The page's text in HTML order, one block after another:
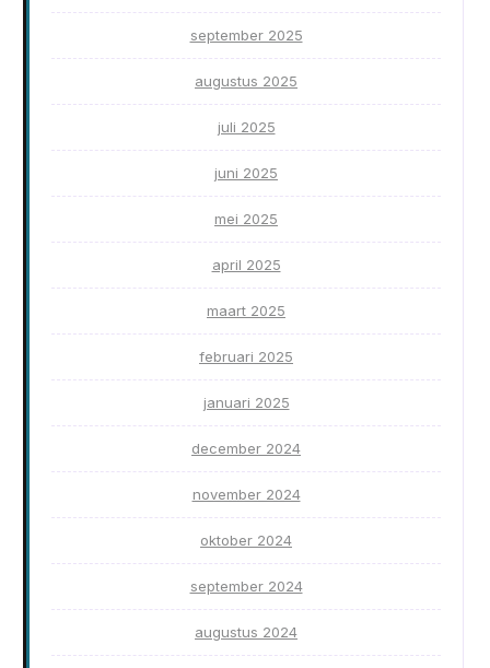
september 2025
augustus 2025
juli 2025
juni 2025
mei 2025
april 2025
maart 2025
februari 2025
januari 2025
december 2024
november 2024
oktober 2024
september 2024
augustus 2024